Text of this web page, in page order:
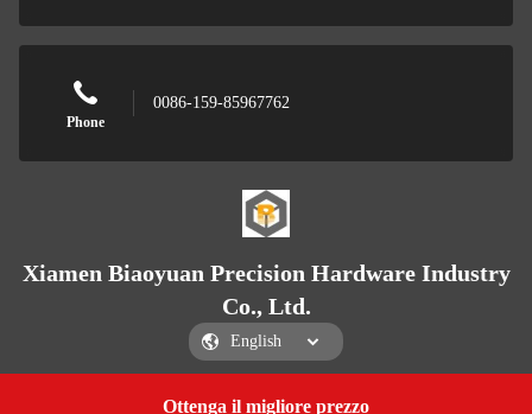
Ottenga il migliore prezzo
Phone
0086-159-85967762
Xiamen Biaoyuan Precision Hardware Industry
Co., Ltd.
Xiamen Biaoyuan Precision Hardware Industry Co., Ltd.
Get a Quote